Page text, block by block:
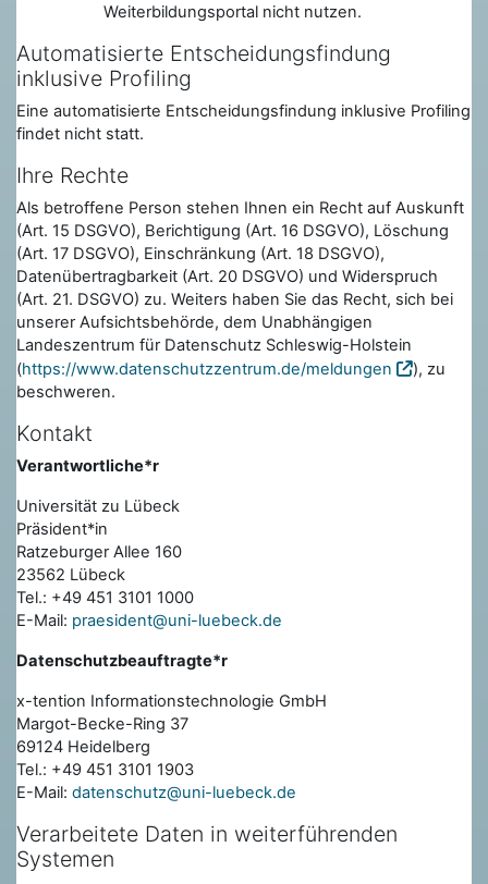
Weiterbildungsportal nicht nutzen.
Automatisierte Entscheidungsfindung
inklusive Profiling
Eine automatisierte Entscheidungsfindung inklusive Profiling
findet nicht statt.
Ihre Rechte
Als betroffene Person stehen Ihnen ein Recht auf Auskunft
(Art. 15 DSGVO), Berichtigung (Art. 16 DSGVO), Löschung
(Art. 17 DSGVO), Einschränkung (Art. 18 DSGVO),
Datenübertragbarkeit (Art. 20 DSGVO) und Widerspruch
(Art. 21. DSGVO) zu. Weiters haben Sie das Recht, sich bei
unserer Aufsichtsbehörde, dem Unabhängigen
Landeszentrum für Datenschutz Schleswig-Holstein
(https://www.datenschutzzentrum.de/meldungen
), zu
beschweren.
Kontakt
Verantwortliche*r
Universität zu Lübeck
Präsident*in
Ratzeburger Allee 160
23562 Lübeck
Tel.: +49 451 3101 1000
E-Mail: praesident@uni-luebeck.de
Datenschutzbeauftragte*r
x-tention Informationstechnologie GmbH
Margot-Becke-Ring 37
69124 Heidelberg
Tel.: +49 451 3101 1903
E-Mail: datenschutz@uni-luebeck.de
Verarbeitete Daten in weiterführenden
Systemen